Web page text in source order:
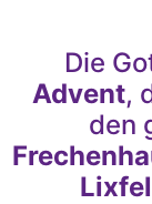
Die
Advent,
den